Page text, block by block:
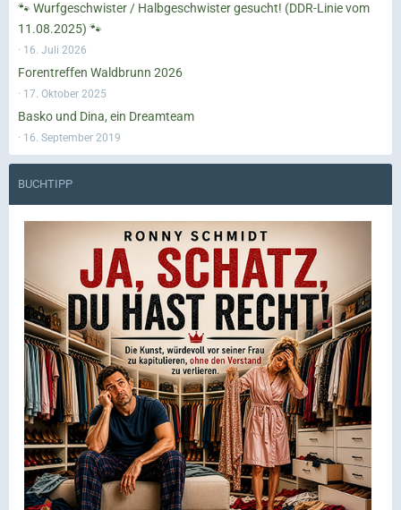
🐾 Wurfgeschwister / Halbgeschwister gesucht! (DDR-Linie vom
11.08.2025) 🐾
16. Juli 2026
Forentreffen Waldbrunn 2026
17. Oktober 2025
Basko und Dina, ein Dreamteam
16. September 2019
BUCHTIPP